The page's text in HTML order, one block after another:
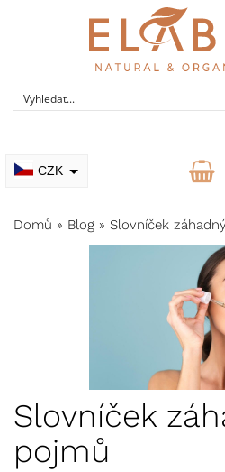
ELABELA Beauty
CZK
Domů » Blog » Slovníček
Slovníček
pojmů